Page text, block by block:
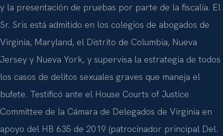
y la presentación de pruebas por parte de la fiscalía. El
Sr. Sris está admitido en los colegios de abogados de
Virginia, Maryland, el Distrito de Columbia, Nueva
Jersey y Nueva York, y supervisa la estrategia de todos
los casos de delitos sexuales graves que maneja el
bufete. Testificó ante el House Courts of Justice
Committee de la Cámara de Delegados de Virginia en
apoyo del HB 635 de 2019 (patrocinador principal Del.